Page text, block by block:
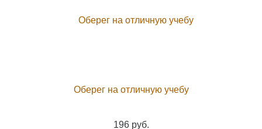
Оберег на отличную учебу
196 руб.